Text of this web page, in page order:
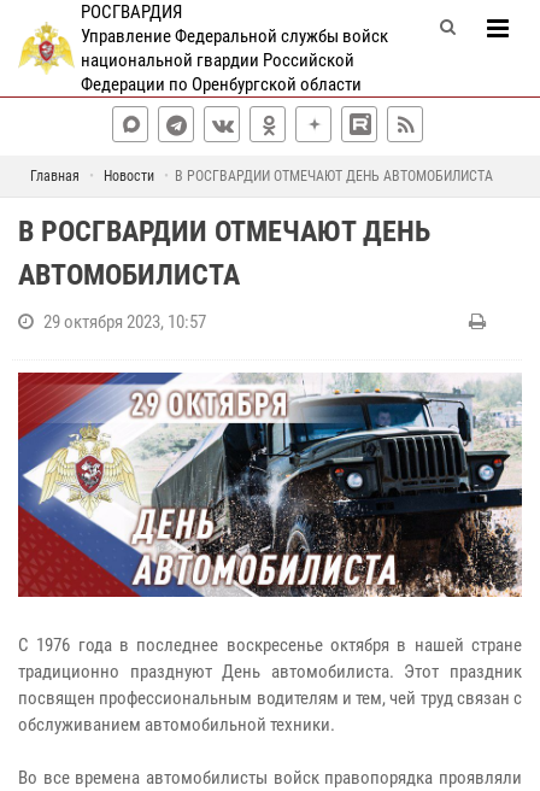
РОСГВАРДИЯ
Управление Федеральной службы войск
национальной гвардии Российской
Федерации по Оренбургской области
Главная Новости В РОСГВАРДИИ ОТМЕЧАЮТ ДЕНЬ АВТОМОБИЛИСТА
В РОСГВАРДИИ ОТМЕЧАЮТ ДЕНЬ
АВТОМОБИЛИСТА
29 октября 2023, 10:57
С 1976 года в последнее воскресенье октября в нашей стране
традиционно празднуют День автомобилиста. Этот праздник
посвящен профессиональным водителям и тем, чей труд связан с
обслуживанием автомобильной техники.
Во все времена автомобилисты войск правопорядка проявляли